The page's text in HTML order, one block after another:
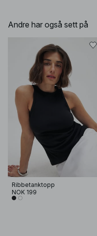
Andre har også sett på
Ribbetanktopp
NOK 199